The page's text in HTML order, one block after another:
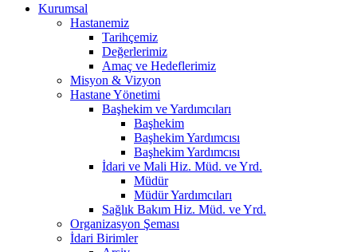
Kurumsal
Hastanemiz
Tarihçemiz
Değerlerimiz
Amaç ve Hedeflerimiz
Misyon & Vizyon
Hastane Yönetimi
Başhekim ve Yardımcıları
Başhekim
Başhekim Yardımcısı
Başhekim Yardımcısı
İdari ve Mali Hiz. Müd. ve Yrd.
Müdür
Müdür Yardımcıları
Sağlık Bakım Hiz. Müd. ve Yrd.
Organizasyon Şeması
İdari Birimler